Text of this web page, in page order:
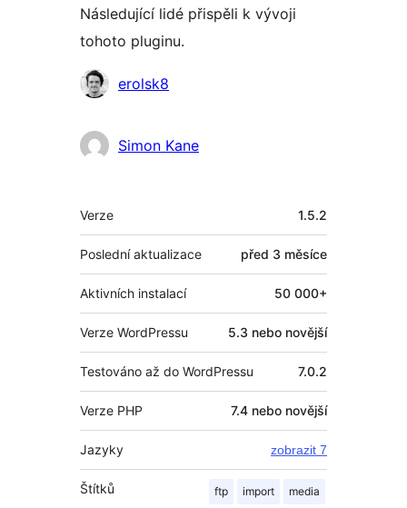
Následující lidé přispěli k vývoji
tohoto pluginu.
Spolupracovníci
erolsk8
Simon Kane
Meta
Verze 1.5.2
Poslední aktualizace před 3 měsíce
Aktivních instalací 50 000+
Verze WordPressu 5.3 nebo novější
Testováno až do WordPressu 7.0.2
Verze PHP 7.4 nebo novější
Jazyky zobrazit 7
Štítků ftp import media